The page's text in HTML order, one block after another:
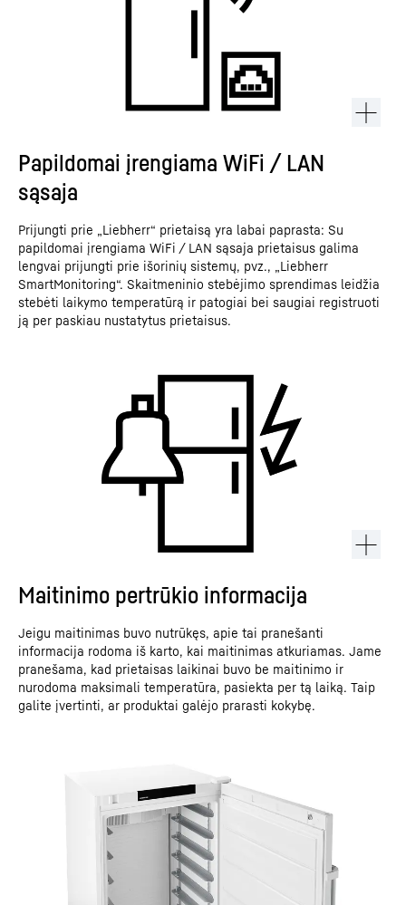
Papildomai įrengiama WiFi / LAN
sąsaja
Prijungti prie „Liebherr“ prietaisą yra labai paprasta: Su
papildomai įrengiama WiFi / LAN sąsaja prietaisus galima
lengvai prijungti prie išorinių sistemų, pvz., „Liebherr
SmartMonitoring“. Skaitmeninio stebėjimo sprendimas leidžia
stebėti laikymo temperatūrą ir patogiai bei saugiai registruoti
ją per paskiau nustatytus prietaisus.
Maitinimo pertrūkio informacija
Jeigu maitinimas buvo nutrūkęs, apie tai pranešanti
informacija rodoma iš karto, kai maitinimas atkuriamas. Jame
pranešama, kad prietaisas laikinai buvo be maitinimo ir
nurodoma maksimali temperatūra, pasiekta per tą laiką. Taip
galite įvertinti, ar produktai galėjo prarasti kokybę.